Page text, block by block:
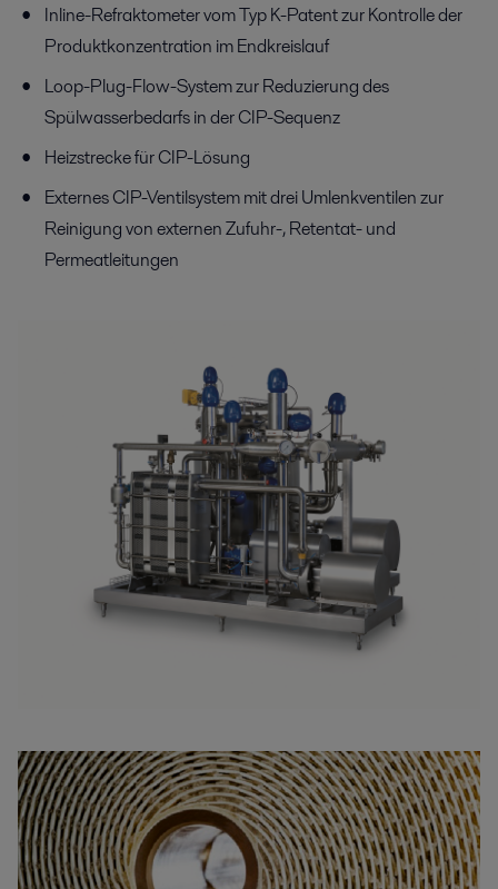
Inline-Refraktometer vom Typ K-Patent zur Kontrolle der
Produktkonzentration im Endkreislauf
Loop-Plug-Flow-System zur Reduzierung des
Spülwasserbedarfs in der CIP-Sequenz
Heizstrecke für CIP-Lösung
Externes CIP-Ventilsystem mit drei Umlenkventilen zur
Reinigung von externen Zufuhr-, Retentat- und
Permeatleitungen